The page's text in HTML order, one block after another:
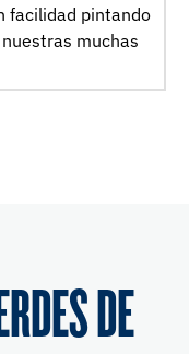
facilidad pintando
muchas
DE